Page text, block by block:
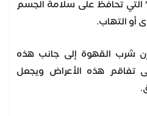
التي تحافظ على سلامة الجسم
أو التهاب.
إن شرب القهوة إلى جانب هذه
تفاقم هذه الأعراض ويجعل